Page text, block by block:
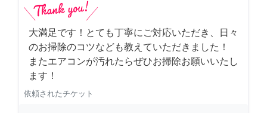
大満足です！とても丁寧にご対応いただき、日々
のお掃除のコツなども教えていただきました！
またエアコンが汚れたらぜひお掃除お願いいたし
ます！
依頼されたチケット